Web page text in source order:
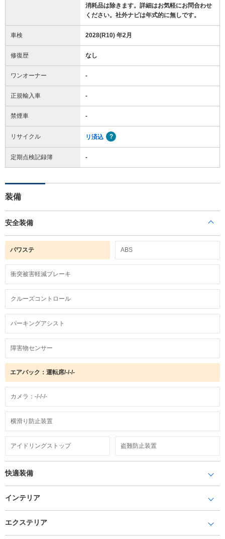
消耗品は除きます。詳細はお気軽にお問合わせ
ください。社外ナビは年式的に無しです。
車検 2028(R10) 年2月
修復歴 なし
ワンオーナー -
正規輸入車 -
禁煙車 -
リサイクル リ済込
定期点検記録簿 -
装備
安全装備
パワステ ABS
衝突被害軽減ブレーキ
クルーズコントロール
パーキングアシスト
障害物センサー
エアバック：運転席/-/-/-
カメラ：-/-/-/-
横滑り防止装置
アイドリングストップ 盗難防止装置
快適装備
インテリア
エクステリア